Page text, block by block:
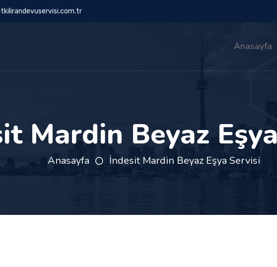
Anasayfa
Mardin Beyaz
Anasayfa İndesit Mardin Beyaz Eşya Servisi